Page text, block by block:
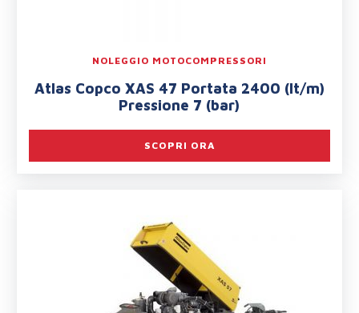
NOLEGGIO MOTOCOMPRESSORI
Atlas Copco XAS 47 Portata 2400 (lt/m)
Pressione 7 (bar)
SCOPRI ORA